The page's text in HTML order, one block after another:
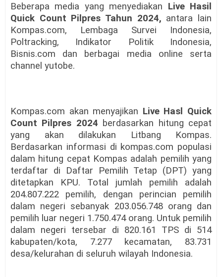
Beberapa media yang menyediakan Live Hasil
Quick Count Pilpres Tahun 2024, antara lain
Kompas.com, Lembaga Survei Indonesia,
Poltracking, Indikator Politik Indonesia,
Bisnis.com dan berbagai media online serta
channel yutobe.
Kompas.com akan menyajikan Live Hasl Quick
Count Pilpres 2024 berdasarkan hitung cepat
yang akan dilakukan Litbang Kompas.
Berdasarkan informasi di kompas.com populasi
dalam hitung cepat Kompas adalah pemilih yang
terdaftar di Daftar Pemilih Tetap (DPT) yang
ditetapkan KPU. Total jumlah pemilih adalah
204.807.222 pemilih, dengan perincian pemilih
dalam negeri sebanyak 203.056.748 orang dan
pemilih luar negeri 1.750.474 orang. Untuk pemilih
dalam negeri tersebar di 820.161 TPS di 514
kabupaten/kota, 7.277 kecamatan, 83.731
desa/kelurahan di seluruh wilayah Indonesia.